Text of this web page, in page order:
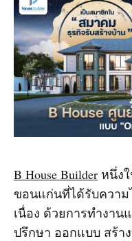
B House Builder หนึ่ง
ขอนแก่นที่ได้รับความ
เนื่อง ด้วยการทำงา
ปรึกษา ออกแบบ สร้า